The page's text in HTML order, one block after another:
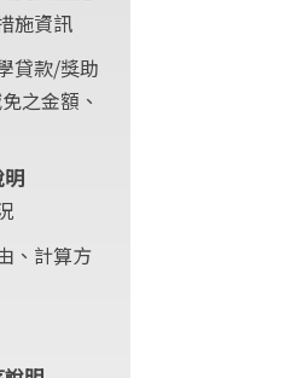
施資訊
貸款/獎助
之金額、
、計算方